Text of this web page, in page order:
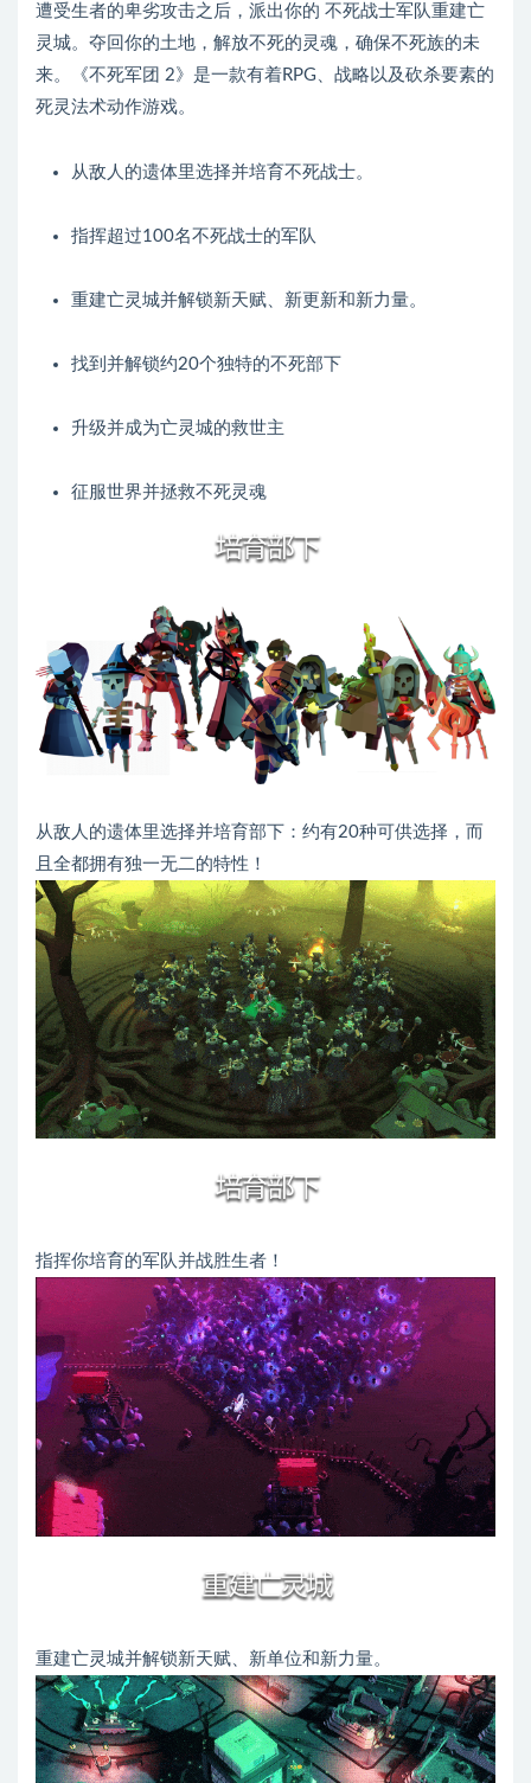
遭受生者的卑劣攻击之后，派出你的 不死战士军队重建亡
灵城。夺回你的土地，解放不死的灵魂，确保不死族的未
来。《不死军团 2》是一款有着RPG、战略以及砍杀要素的
死灵法术动作游戏。
从敌人的遗体里选择并培育不死战士。
指挥超过100名不死战士的军队
重建亡灵城并解锁新天赋、新更新和新力量。
找到并解锁约20个独特的不死部下
升级并成为亡灵城的救世主
征服世界并拯救不死灵魂
从敌人的遗体里选择并培育部下：约有20种可供选择，而
且全都拥有独一无二的特性！
指挥你培育的军队并战胜生者！
重建亡灵城并解锁新天赋、新单位和新力量。